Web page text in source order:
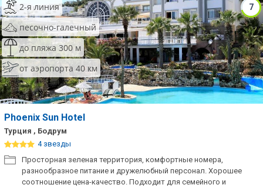
7
2-я линия
песочно-галечный
до пляжа 300 м
от аэропорта 40 км
Phoenix Sun Hotel
Турция , Бодрум
4 звезды
Просторная зеленая территория, комфортные номера,
разнообразное питание и дружелюбный персонал. Хорошее
соотношение цена-качество. Подходит для семейного и
Сетевые отели Сейшел
Сетевые отели Маврикия